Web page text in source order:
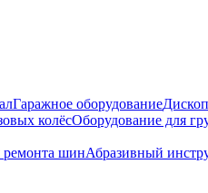
Гаражное оборудование
колёсОборудование для
ремонта шинАбразивный